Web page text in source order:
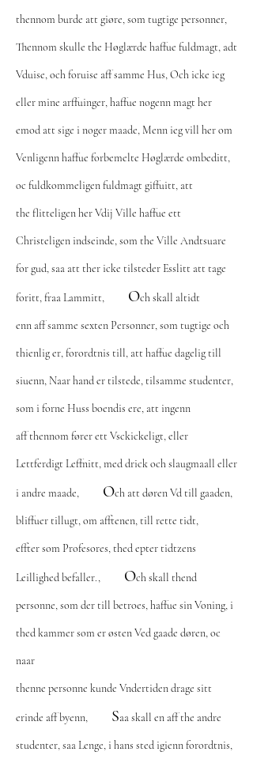
thennom burde att giøre, som tugtige personner,
Thennom skulle the Høglærde haffue fuldmagt, adt
Vduise, och foruise aff samme Hus, Och icke ieg
eller mine arffuinger, haffue nogenn magt her
emod att sige i noger maade, Menn ieg vill her om
Venligenn haffue forbemelte Høglærde ombeditt,
oc fuldkommeligen fuldmagt giffuitt, att
the flitteligen her Vdij Ville haffue ett
Christeligen indseinde, som the Ville Andtsuare
for gud, saa att ther icke tilsteder Esslitt att tage
foritt, fraa Lammitt, Och skall altidt
enn aff samme sexten Personner, som tugtige och
thienlig er, forordtnis till, att haffue dagelig till
siuenn, Naar hand er tilstede, tilsamme studenter,
som i forne Huss boendis ere, att ingenn
aff thennom fører ett Vsckickeligt, eller
Lettferdigt Leffnitt, med drick och slaugmaall eller
i andre maade, Och att døren Vd till gaaden,
bliffuer tillugt, om afftenen, till rette tidt,
effter som Profesores, thed epter tidtzens
Leillighed befaller., Och skall thend
personne, som der till betroes, haffue sin Voning, i
thed kammer som er østen Ved gaade døren, oc
naar
thenne personne kunde Vndertiden drage sitt
erinde aff byenn, Saa skall en aff the andre
studenter, saa Lenge, i hans sted igienn forordtnis,